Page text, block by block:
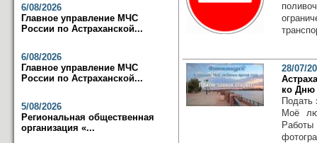
6/08/2026
Главное управление МЧС
России по Астраханской...
6/08/2026
Главное управление МЧС
России по Астраханской...
5/08/2026
Региональная общественная
организация «...
28/07/
ко Дню
Подать
Моё